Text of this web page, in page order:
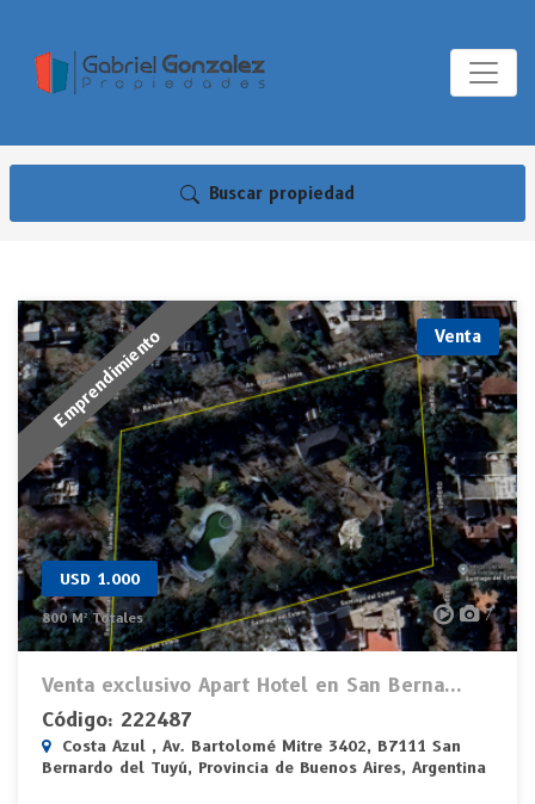
Buscar propiedad
Emprendimiento Venta
USD 1.000
800 M² Totales 7
Venta exclusivo Apart Hotel en San Berna...
Código: 222487
Costa Azul , Av. Bartolomé Mitre 3402, B7111 San
Bernardo del Tuyú, Provincia de Buenos Aires, Argentina